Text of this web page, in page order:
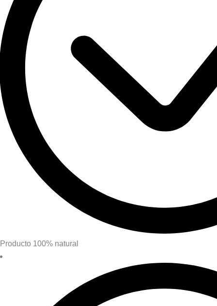
Producto 100% natural